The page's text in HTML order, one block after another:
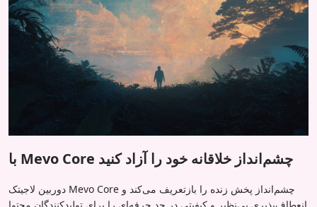
با Mevo Core چشم‌انداز خلاقانه خود را آزاد کنید
دوربین لاجیتک Mevo Core چشم‌انداز پخش زنده را بازتعریف می‌کند و